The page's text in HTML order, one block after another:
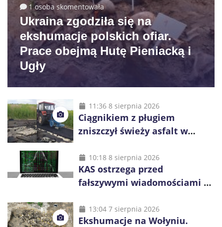
1 osoba skomentowała
Ukraina zgodziła się na
ekshumacje polskich ofiar.
Prace obejmą Hutę Pieniacką i
Ugły
11:36 8 sierpnia 2026
Ciągnikiem z pługiem
zniszczył świeży asfalt w
60-latka
10:18 8 sierpnia 2026
KAS ostrzega przed
fałszywymi wiadomościami o
48 godzin
13:04 7 sierpnia 2026
Ekshumacje na Wołyniu.